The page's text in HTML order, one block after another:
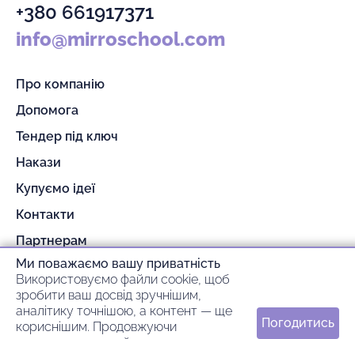
+380 661917371
info@mirroschool.com
Про компанію
Допомога
Тендер під ключ
Накази
Купуємо ідеї
Контакти
Партнерам
Гарантія та повернення
Оплата та доставка
Ми поважаємо вашу приватність
Використовуємо файли cookie, щоб
зробити ваш досвід зручнішим,
аналітику точнішою, а контент — ще
кориснішим. Продовжуючи
Погодитись